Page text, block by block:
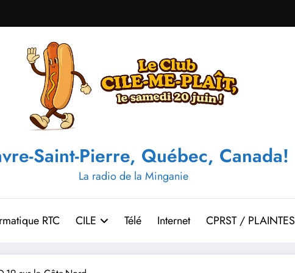
Saint-Pierre, Québec, Canada!
La radio de la Minganie
RTC CILE Télé Internet CPRST / PLAINTES